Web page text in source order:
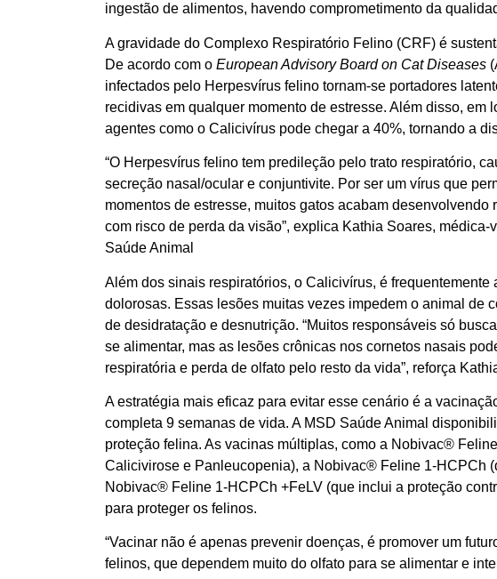
ingestão de alimentos, havendo comprometimento da
A gravidade do Complexo Respiratório Felino (CRF) é
De acordo com o European Advisory Board on Cat Diseases
infectados pelo Herpesvírus felino tornam-se portadores
recidivas em qualquer momento de estresse. Além disso,
agentes como o Calicivírus pode chegar a 40%, tornando a
“O Herpesvírus felino tem predileção pelo trato respiratório,
secreção nasal/ocular e conjuntivite. Por ser um vírus que
momentos de estresse, muitos gatos acabam
com risco de perda da visão”, explica Kathia Soares,
Saúde Animal
Além dos sinais respiratórios, o Calicivírus, é
dolorosas. Essas lesões muitas vezes impedem o animal de
de desidratação e desnutrição. “Muitos responsáveis só
se alimentar, mas as lesões crônicas nos cornetos nasais
respiratória e perda de olfato pelo resto da vida”, reforça
A estratégia mais eficaz para evitar esse cenário é a
completa 9 semanas de vida. A MSD Saúde Animal
proteção felina. As vacinas múltiplas, como a Nobivac®
Calicivirose e Panleucopenia), a Nobivac® Feline 1-HCPCh
Nobivac® Feline 1-HCPCh +FeLV (que inclui a proteção
para proteger os felinos.
“Vacinar não é apenas prevenir doenças, é promover um
felinos, que dependem muito do olfato para se alimentar e